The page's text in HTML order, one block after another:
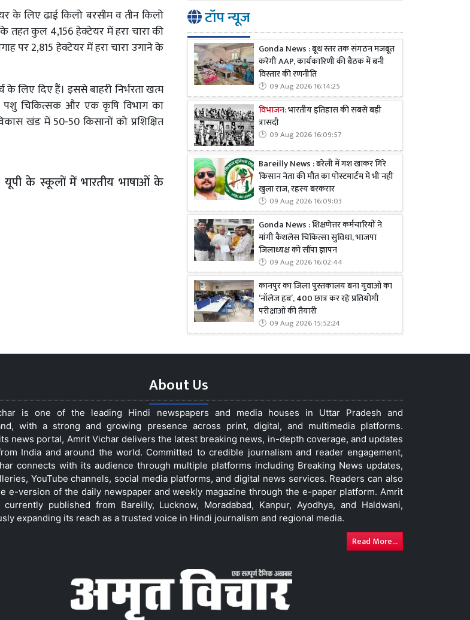
के लिए ढाई किलो बरसीम व तीन किलो
के तहत कुल 4,156 हेक्टेयर में हरा चारा की
पर 2,815 हेक्टेयर में हरा चारा उगाने के
लिए दिए हैं। इससे बाहरी निर्भरता खत्म
पशु चिकित्सक और एक कृषि विभाग का
खंड में 50-50 किसानों को प्रशिक्षित
यूपी के स्कूलों में भारतीय भाषाओं के
टॉप न्यूज
Gonda News : बूथ स्तर तक संगठन मजबूत
करेगी AAP, कार्यकारिणी की बैठक में बनी
विस्तार की रणनीति
09 Aug 2026 16:14:25
विभाजन:भारतीय इतिहास की सबसे बड़ी
त्रासदी
09 Aug 2026 16:09:57
Bareilly News : बरेली में गश खाकर गिरे
किसान नेता की मौत का पोस्टमार्टम में भी नहीं
खुला राज, रहस्य बरकरार
09 Aug 2026 16:09:03
Gonda News : शिक्षणेत्तर कर्मचारियों ने
मांगी कैशलेस चिकित्सा सुविधा, भाजपा
जिलाध्यक्ष को सौंपा ज्ञापन
09 Aug 2026 16:02:44
कानपुर का जिला पुस्तकालय बना युवाओं का
‘नॉलेज हब’, 400 छात्र कर रहे प्रतियोगी
परीक्षाओं की तैयारी
09 Aug 2026 15:52:24
About Us
is one of the leading Hindi newspapers and media houses in Uttar Pradesh and
with a strong and growing presence across print, digital, and multimedia platforms.
news portal, Amrit Vichar delivers the latest breaking news, in-depth coverage, and updates
India and around the world. Committed to credible journalism and reader engagement,
connects with its audience through multiple platforms including Breaking News updates,
YouTube channels, social media platforms, and digital news services. Readers can also
e-version of the daily newspaper and weekly magazine through the e-paper platform. Amrit
published from Bareilly, Lucknow, Moradabad, Kanpur, Ayodhya, and Haldwani,
expanding its reach as a trusted voice in Hindi journalism and regional media.
Read More...